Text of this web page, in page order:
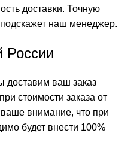
доставки. Точную
наш менеджер.
России
доставим ваш заказ
стоимости заказа от
внимание, что при
будет внести 100%